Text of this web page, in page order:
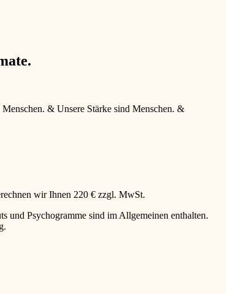
& Unsere Stärke sind Menschen. &
wir Ihnen 220 € zzgl. MwSt.
und Psychogramme sind im Allgemeinen enthalten.